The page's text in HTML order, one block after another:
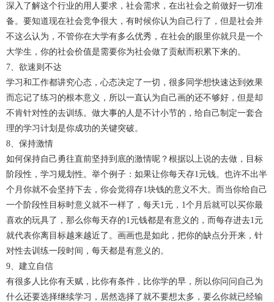
深入了解这个行业的用人要求，社会需求，在出社会之前做好一切准
备。要知道现在社会竞争很大，有时候你认为自己行了，但是社会并
不这么认为，不管你在大学有多么优秀，在社会的眼里你就只是一个
大学生，你的社会价值是需要你为社会做了贡献而积累下来的。
7、 欲速则不达
学习和工作都讲究心态，心态决定了一切，很多同学想快速达到效果
而忘记了练习的根本意义，所以一直认为自己画的还不够好，但是却
不肯针对性的去训练。做大事的人是不计小节的，给自己制定一套合
理的学习计划是你成功的关键突破。
8、保持激情
如何保持自己勇往直前坚持到底的激情呢？根据以上说的去做，目标
阶段性，学习规划性。举个例子：如果让你每天存1元钱。也许不出半
个月你就不会坚持下去，你会觉得存1块钱的意义不大。而当你给自己
一个阶段性目标时意义就不一样了，每天1元，1个月后就可以买你最
喜欢的玩具了，那么你每天存的1元钱都是有意义的，而每存进去1元
就代表你离目标越来越近了。画画也是如此，把你的缺点分开来，针
对性去训练一段时间，每天都是有意义的。
9、建立自信
有很多人比你有天赋，比你有条件，比你学的早，所以你问问自己为
什么还要选择继续学习，居然选择了就不要想太多，要么你就已经输